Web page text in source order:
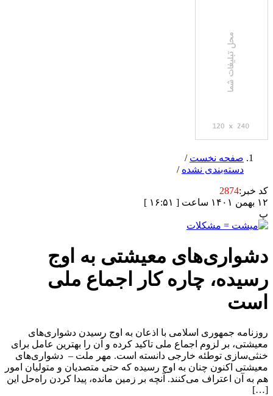
صفحه نخست /
دسته‌بندی نشده /
کد خبر:2874
۱۲ بهمن ۱۴۰۱ ساعت [ ۱۶:۵۱ ]
پ
دشواری‌های معیشتی به اوج
رسیده، چاره کار اجماع ملی
است
روزنامه جمهوری اسلامی با اذعان به اوج رسیدن دشواری‌های
معیشتی، بر لزوم اجماع ملی تاکید کرده و آن را بهترین عامل برای
خنثی‌سازی توطئه خارجی دانسته است. مهر ملت – دشواری‌های
معیشتی اکنون چنان به اوج رسیده که حتی متصدیان و متولیان امور
هم به آن اعتراف می‌کنند. آنچه بر زمین مانده، پیدا کردن راه‌حل این
[…]